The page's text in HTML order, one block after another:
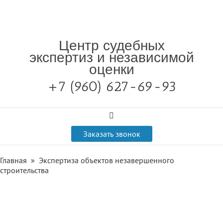
Центр судебных
экспертиз и независимой
оценки
+7 (960) 627-69-93

Заказать звонок
Главная » Экспертиза объектов незавершенного
строительства